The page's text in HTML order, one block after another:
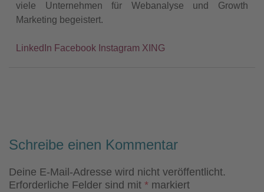
viele Unternehmen für Webanalyse und Growth
Marketing begeistert.
LinkedIn Facebook Instagram XING
Schreibe einen Kommentar
Deine E-Mail-Adresse wird nicht veröffentlicht.
Erforderliche Felder sind mit * markiert